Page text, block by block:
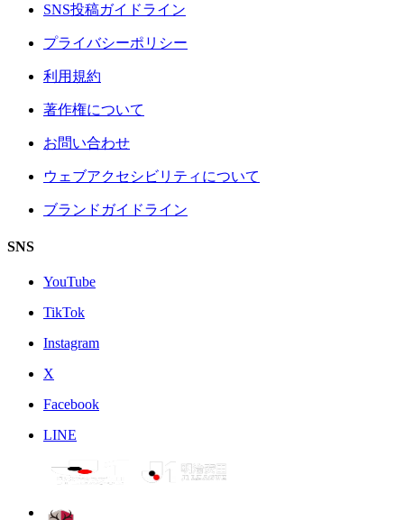
SNS投稿ガイドライン
プライバシーポリシー
利用規約
著作権について
お問い合わせ
ウェブアクセシビリティについて
ブランドガイドライン
SNS
YouTube
TikTok
Instagram
X
Facebook
LINE